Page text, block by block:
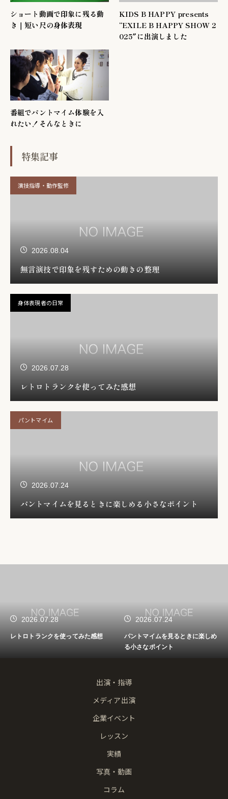
ショート動画で印象に残る動
き｜短い尺の身体表現
KIDS B HAPPY presents
“EXILE B HAPPY SHOW 2
025″に出演しました
番組でパントマイム体験を入
れたい！そんなときに
特集記事
演技指導・動作監修
2026.08.04
無言演技で印象を残すための動きの整理
身体表現者の日常
2026.07.28
レトロトランクを使ってみた感想
パントマイム
2026.07.24
パントマイムを見るときに楽しめる小さなポイント
2026.07.28
レトロトランクを使ってみた感想
2026.07.24
パントマイムを見るときに楽しめ
る小さなポイント
出演・指導
メディア出演
企業イベント
レッスン
実績
写真・動画
コラム